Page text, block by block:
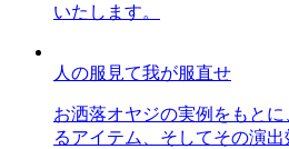
いたします。
人の服見て我が服直せ
お洒落オヤジの実例をもと
るアイテム、そしてその演出